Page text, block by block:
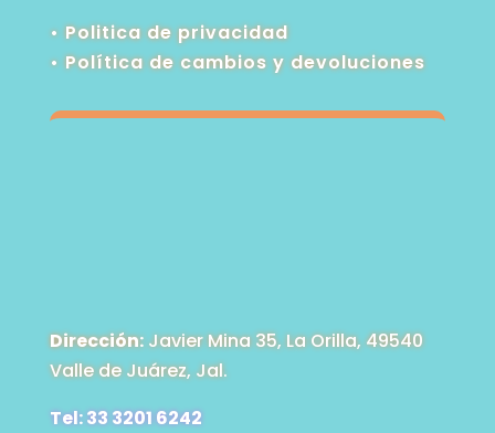
• Politica de privacidad
•Política de cambios y devoluciones
Dirección:Javier Mina 35, La Orilla, 49540
Valle de Juárez, Jal.
Tel: 33 3201 6242